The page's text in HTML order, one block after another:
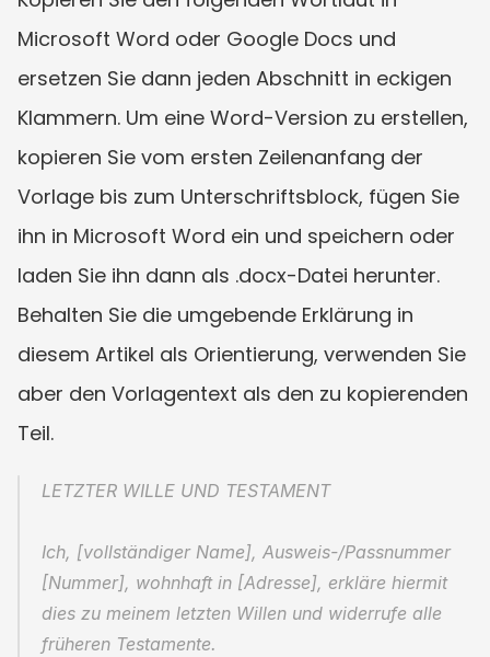
Microsoft Word oder Google Docs und
ersetzen Sie dann jeden Abschnitt in eckigen
Klammern. Um eine Word-Version zu erstellen,
kopieren Sie vom ersten Zeilenanfang der
Vorlage bis zum Unterschriftsblock, fügen Sie
ihn in Microsoft Word ein und speichern oder
laden Sie ihn dann als .docx-Datei herunter.
Behalten Sie die umgebende Erklärung in
diesem Artikel als Orientierung, verwenden Sie
aber den Vorlagentext als den zu kopierenden
Teil.
LETZTER WILLE UND TESTAMENT
Ich, [vollständiger Name], Ausweis-/Passnummer
[Nummer], wohnhaft in [Adresse], erkläre hiermit
dies zu meinem letzten Willen und widerrufe alle
früheren Testamente.